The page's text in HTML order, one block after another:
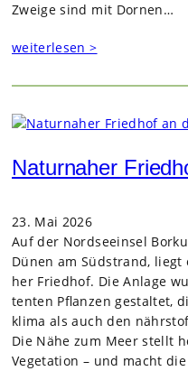
Zweige sind mit Dor­nen…
weiterlesen >
Naturnaher
23. Mai 2026
Auf der Nord­see­insel
Dünen am Süd­strand,
her Fried­hof. Die Anlage
ten­ten Pflan­zen gestal­tet,
klima als auch den
Die Nähe zum Meer stellt
Vege­ta­tion – und macht